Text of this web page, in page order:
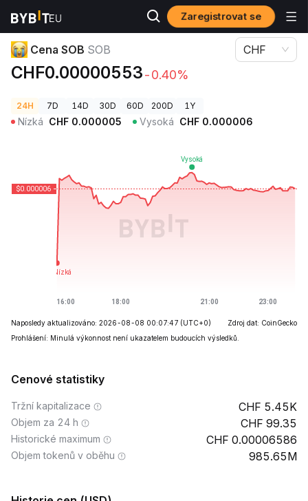
Zaregistrovat se
Ceny kryptoměn Cena SOB SOB
Cena SOB SOB
CHF0.00000553-0.40%
CHF
24H 7D 14D 30D 60D 200D 1Y
Nízká CHF 0.000005 Vysoká CHF 0.000006
Naposledy aktualizováno: 2026-08-08 00:07:47 (UTC+0)
Zdroj dat: CoinGecko
Prohlášení: Minulá výkonnost není ukazatelem budoucích výsledků.
Cenové statistiky
Tržní kapitalizace 5.45K
Objem za 24 h 99.35
Historické maximum 0.00006586
Objem tokenů v oběhu 985.65M